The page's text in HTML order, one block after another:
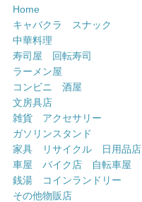
Home
キャバクラ スナック
中華料理
寿司屋 回転寿司
ラーメン屋
コンビニ 酒屋
文房具店
雑貨 アクセサリー
ガソリンスタンド
家具 リサイクル 日用品店
車屋 バイク店 自転車屋
銭湯 コインランドリー
その他物販店